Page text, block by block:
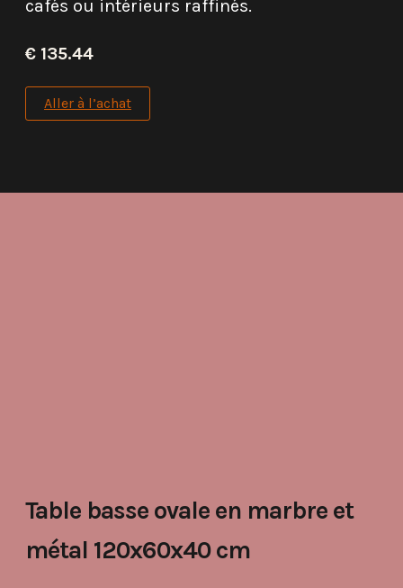
cafés ou intérieurs raffinés.
€ 135.44
Aller à l’achat
Table basse ovale en marbre et
métal 120x60x40 cm